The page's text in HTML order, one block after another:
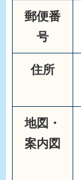
郵便番
号
住所
地図・
案内図